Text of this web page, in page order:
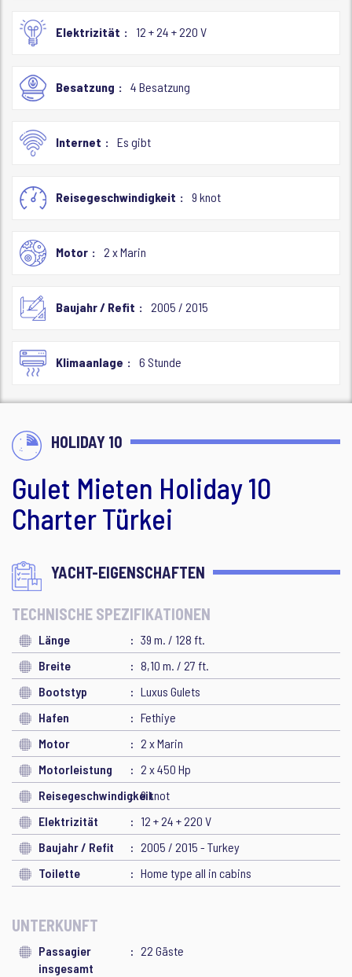
Elektrizität 12 + 24 + 220 V
Besatzung 4 Besatzung
Internet Es gibt
Reisegeschwindigkeit 9 knot
Motor 2 x Marin
Baujahr / Refit 2005 / 2015
Klimaanlage 6 Stunde
HOLIDAY 10
Gulet Mieten Holiday 10
Charter Türkei
YACHT-EIGENSCHAFTEN
TECHNISCHE SPEZIFIKATIONEN
Länge
39 m. / 128 ft.
Breite
8,10 m. / 27 ft.
Bootstyp
Luxus Gulets
Hafen
Fethiye
Motor
2 x Marin
Motorleistung
2 x 450 Hp
Reisegeschwindigkeit9 knot
Elektrizität
12 + 24 + 220 V
Baujahr / Refit
2005 / 2015 - Turkey
Toilette
Home type all in cabins
UNTERKUNFT
Passagier
insgesamt
22 Gäste